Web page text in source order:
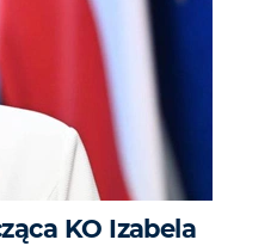
KO Izabela